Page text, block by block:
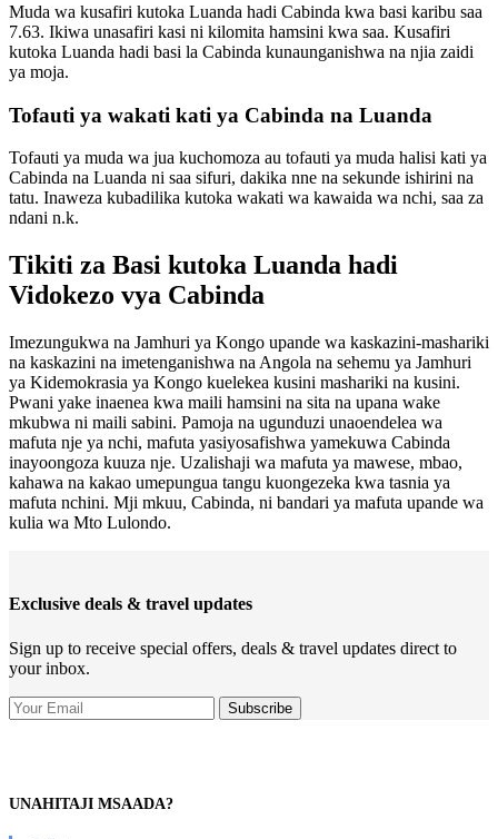
Muda wa kusafiri kutoka Luanda hadi Cabinda kwa basi karibu saa
7.63. Ikiwa unasafiri kasi ni kilomita hamsini kwa saa. Kusafiri
kutoka Luanda hadi basi la Cabinda kunaunganishwa na njia zaidi
ya moja.
Tofauti ya wakati kati ya Cabinda na Luanda
Tofauti ya muda wa jua kuchomoza au tofauti ya muda halisi kati ya
Cabinda na Luanda ni saa sifuri, dakika nne na sekunde ishirini na
tatu. Inaweza kubadilika kutoka wakati wa kawaida wa nchi, saa za
ndani n.k.
Tikiti za Basi kutoka Luanda hadi
Vidokezo vya Cabinda
Imezungukwa na Jamhuri ya Kongo upande wa kaskazini-mashariki
na kaskazini na imetenganishwa na Angola na sehemu ya Jamhuri
ya Kidemokrasia ya Kongo kuelekea kusini mashariki na kusini.
Pwani yake inaenea kwa maili hamsini na sita na upana wake
mkubwa ni maili sabini. Pamoja na ugunduzi unaoendelea wa
mafuta nje ya nchi, mafuta yasiyosafishwa yamekuwa Cabinda
inayoongoza kuuza nje. Uzalishaji wa mafuta ya mawese, mbao,
kahawa na kakao umepungua tangu kuongezeka kwa tasnia ya
mafuta nchini. Mji mkuu, Cabinda, ni bandari ya mafuta upande wa
kulia wa Mto Lulondo.
Exclusive deals & travel updates
Sign up to receive special offers, deals & travel updates direct to
your inbox.
UNAHITAJI MSAADA?